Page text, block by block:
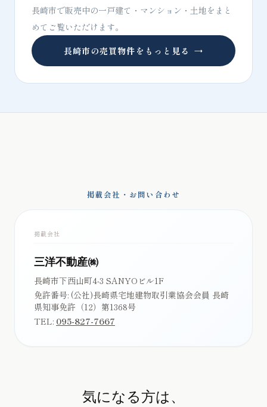
長崎市で販売中の一戸建て・マンション・土地をまと
めてご覧いただけます。
長崎市の売買物件をもっと見る →
掲載会社・お問い合わせ
掲載会社
三洋不動産㈱
長崎市下西山町4-3 SANYOビル1F
免許番号: (公社)長崎県宅地建物取引業協会会員 長崎
県知事免許（12）第1368号
TEL: 095-827-7667
気になる方は、